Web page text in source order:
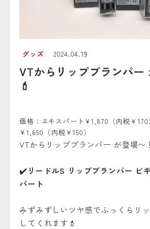
グッズ 2024.04.19
VTからリッププランパー
💄
価格：エキスパート¥1,870（内税￥170
¥1,650（内税￥150）
VTからリッププランパー が登場〜
✔️リードルS リッププランパー ビ
パート
みずみずしいツヤ感でふっくらリ
してくれます💄